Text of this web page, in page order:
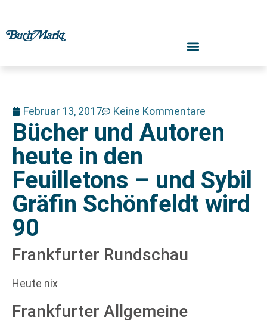
Februar 13, 2017 Keine Kommentare
Bücher und Autoren
heute in den
Feuilletons – und Sybil
Gräfin Schönfeldt wird
90
Frankfurter Rundschau
Heute nix
Frankfurter Allgemeine